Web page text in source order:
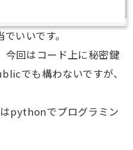
いいです。
回はコード上に秘密鍵
でも構わないですが、
pythonでプログラミン